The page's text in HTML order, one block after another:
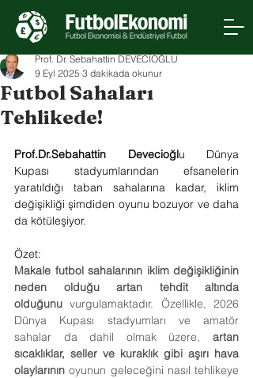
Futbol Sahaları
Tehlikede!
Prof. Dr. Sebahattin DEVECİOĞLU
9 Eyl 2025 3 dakikada okunur
Prof.Dr.Sebahattin Devecioğlu Dünya
Kupası stadyumlarından efsanelerin
yaratıldığı taban sahalarına kadar, iklim
değişikliği şimdiden oyunu bozuyor ve daha
da kötüleşiyor.
Özet:
Makale futbol sahalarının iklim değişikliğinin
neden olduğu artan tehdit altında
olduğunu vurgulamaktadır. Özellikle, 2026
Dünya Kupası stadyumları ve amatör
sahalar da dahil olmak üzere, artan
sıcaklıklar, seller ve kuraklık gibi aşırı hava
olaylarının oyunun geleceğini nasıl tehlikeye